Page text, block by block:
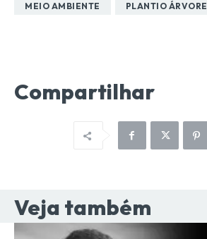
MEIO AMBIENTE
PLANTIO ÁRVORE
Compartilhar
Veja também